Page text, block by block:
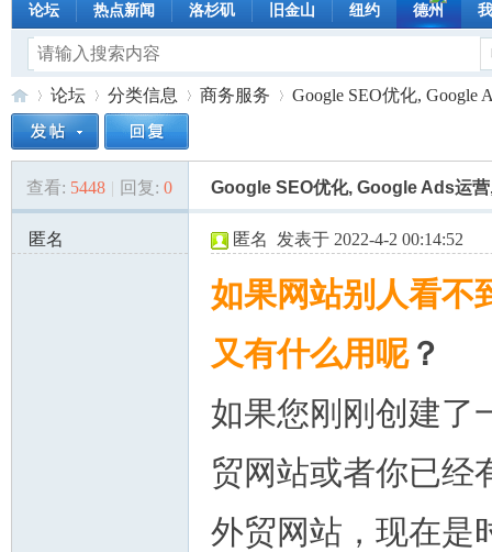
论坛 热点新闻 洛杉矶 旧金山 纽约 德州
美»
论坛
›
分类信息 商务服务
›
Google SEO优化, Google
查看: 5448 | 回复: 0 Google SEO优化, Google Ads运
匿名
匿名 发表于 2022-4-2 00:14:52
如果网站别人看不
又有什么用呢？
如果您刚刚创建了
贸网站或者你已经
外贸网站，现在是